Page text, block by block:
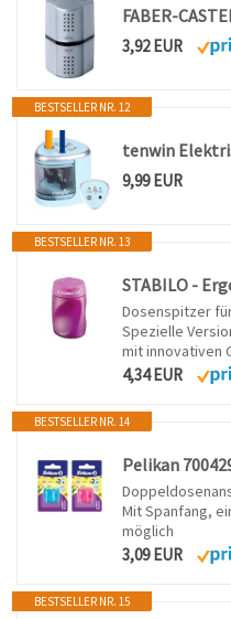
3,92 EUR
BESTSELLER NR. 12
9,99 EUR
BESTSELLER NR. 13
Dosenspitzer
Spezielle
mit innovativen
4,34 EUR
BESTSELLER NR. 14
Mit Spanfang,
möglich
3,09 EUR
BESTSELLER NR. 15